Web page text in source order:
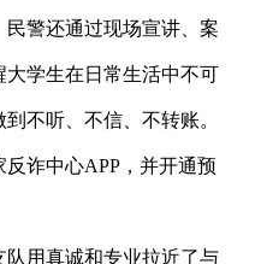
警还通过现场宣讲、案
学生在日常生活中不可
不听、不信、不转账。
诈中心APP，并开通预
用真诚和专业拉近了与